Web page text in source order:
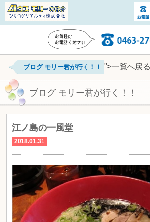
ブログ モリー君が行く！！ ">一覧へ戻る
ブログ モリー君が行く！！
江ノ島の一風堂
2018.01.31